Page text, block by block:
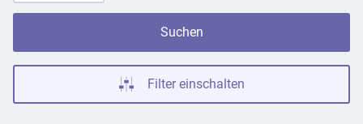
Suchen
Filter einschalten